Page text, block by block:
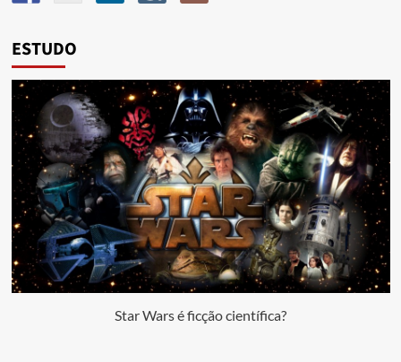
ESTUDO
Star Wars é ficção científica?